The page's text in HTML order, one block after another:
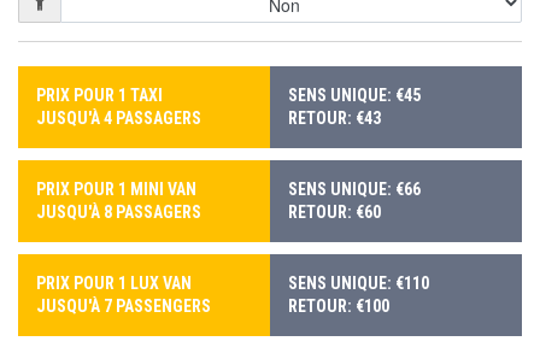
PRIX POUR 1 TAXI
JUSQU'À 4 PASSAGERS
SENS UNIQUE: €45
RETOUR: €43
PRIX POUR 1 MINI VAN
JUSQU'À 8 PASSAGERS
SENS UNIQUE: €66
RETOUR: €60
PRIX POUR 1 LUX VAN
JUSQU'À 7 PASSENGERS
SENS UNIQUE: €110
RETOUR: €100